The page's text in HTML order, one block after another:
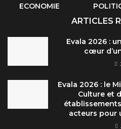
ECONOMIE
ARTICLES
Evala 2026 :
cœur
Evala 2026 : le
Culture et
acteurs pour